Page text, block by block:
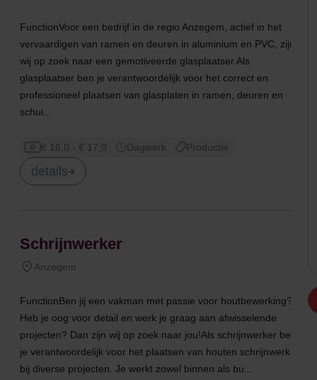
FunctionVoor een bedrijf in de regio Anzegem, actief in het
vervaardigen van ramen en deuren in aluminium en PVC, zijn
wij op zoek naar een gemotiveerde glasplaatser.Als
glasplaatser ben je verantwoordelijk voor het correct en
professioneel plaatsen van glasplaten in ramen, deuren en
schui...
€ 16,0 - € 17,0 Dagwerk Productie
details
Schrijnwerker
Anzegem
FunctionBen jij een vakman met passie voor houtbewerking?
Heb je oog voor detail en werk je graag aan afwisselende
projecten? Dan zijn wij op zoek naar jou!Als schrijnwerker ben
je verantwoordelijk voor het plaatsen van houten schrijnwerk
bij diverse projecten. Je werkt zowel binnen als bu...